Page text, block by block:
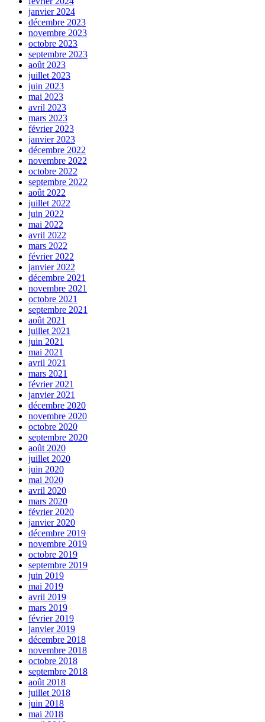
janvier 2024
décembre 2023
novembre 2023
octobre 2023
septembre 2023
août 2023
juillet 2023
juin 2023
mai 2023
avril 2023
mars 2023
février 2023
janvier 2023
décembre 2022
novembre 2022
octobre 2022
septembre 2022
août 2022
juillet 2022
juin 2022
mai 2022
avril 2022
mars 2022
février 2022
janvier 2022
décembre 2021
novembre 2021
octobre 2021
septembre 2021
août 2021
juillet 2021
juin 2021
mai 2021
avril 2021
mars 2021
février 2021
janvier 2021
décembre 2020
novembre 2020
octobre 2020
septembre 2020
août 2020
juillet 2020
juin 2020
mai 2020
avril 2020
mars 2020
février 2020
janvier 2020
décembre 2019
novembre 2019
octobre 2019
septembre 2019
juin 2019
mai 2019
avril 2019
mars 2019
février 2019
janvier 2019
décembre 2018
novembre 2018
octobre 2018
septembre 2018
août 2018
juillet 2018
juin 2018
mai 2018